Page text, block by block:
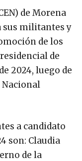
de Morena
sus militantes y
de los
de
2024, luego de
a candidato
son: Claudia
de la